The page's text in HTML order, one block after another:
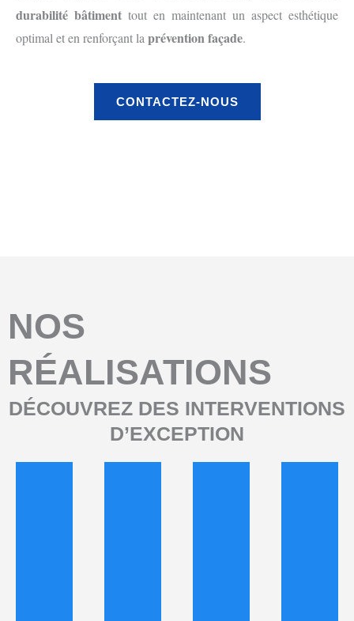
durabilité bâtiment tout en maintenant un aspect esthétique
optimal et en renforçant laprévention façade.
CONTACTEZ-NOUS
NOS
RÉALISATIONS
DÉCOUVREZ DES INTERVENTIONS
D’EXCEPTION